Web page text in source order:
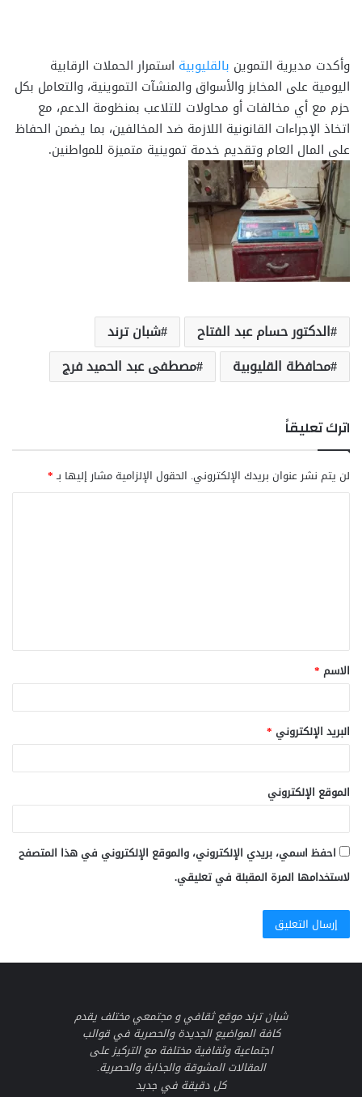
وأكدت مديرية التموين بالقليوبية استمرار الحملات الرقابية
اليومية على المخابز والأسواق والمنشآت التموينية، والتعامل بكل
حزم مع أي مخالفات أو محاولات للتلاعب بمنظومة الدعم، مع
اتخاذ الإجراءات القانونية اللازمة ضد المخالفين، بما يضمن الحفاظ
على المال العام وتقديم خدمة تموينية متميزة للمواطنين.
الدكتور حسام عبد الفتاح
شبان ترند
محافظة القليوبية
مصطفى عبد الحميد فرج
اترك تعليقاً
لن يتم نشر عنوان بريدك الإلكتروني. الحقول الإلزامية مشار إليها بـ*
ق
*
الاسم *
البريد الإلكتروني *
الموقع الإلكتروني
احفظ اسمي، بريدي الإلكتروني، والموقع الإلكتروني في هذا المتصفح
لاستخدامها المرة المقبلة في تعليقي.
شبان ترند موقع ثقافي و مجتمعي مختلف يقدم
كافة المواضيع الجديدة والحصرية في قوالب
اجتماعية وثقافية مختلفة مع التركيز على
المقالات المشوقة والجذابة والحصرية.
كل دقيقة في جديد